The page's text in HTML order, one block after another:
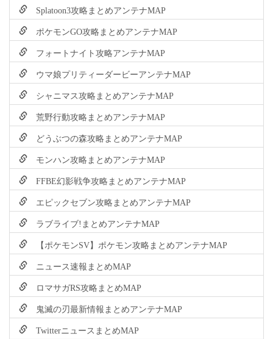
Splatoon3攻略まとめアンテナMAP
ポケモンGO攻略まとめアンテナMAP
フォートナイト攻略アンテナMAP
ウマ娘プリティーダービーアンテナMAP
シャニマス攻略まとめアンテナMAP
荒野行動攻略まとめアンテナMAP
どうぶつの森攻略まとめアンテナMAP
モンハン攻略まとめアンテナMAP
FFBE幻影戦争攻略まとめアンテナMAP
エピックセブン攻略まとめアンテナMAP
ラブライブ!まとめアンテナMAP
【ポケモンSV】ポケモン攻略まとめアンテナMAP
ニュース速報まとめMAP
ロマサガRS攻略まとめMAP
鬼滅の刃最新情報まとめアンテナMAP
TwitterニュースまとめMAP